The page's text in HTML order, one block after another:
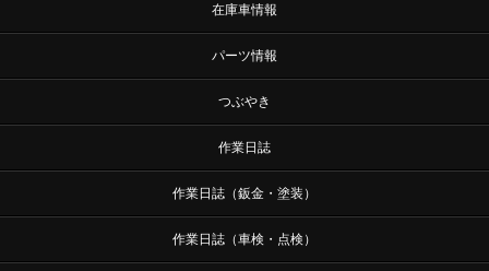
在庫車情報
パーツ情報
つぶやき
作業日誌
作業日誌（鈑金・塗装）
作業日誌（車検・点検）